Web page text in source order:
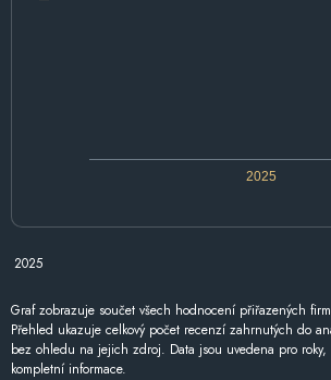
2025
2025
Graf zobrazuje součet všech hodnocení přiřazených
Přehled ukazuje celkový počet recenzí zahrnutých do
bez ohledu na jejich zdroj. Data jsou uvedena pro
kompletní informace.